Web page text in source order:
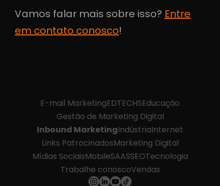
Vamos falar mais sobre isso? Entre
em contato conosco!
E-mail MarketingEDTECHSEducação
Gestão de Marketing Digital
Inbound MarketingIndústriaInternet
Links PatrocinadosMarketing Digital
Mídias SociaisMobileSAASSEOTecnologia
Trabalhe conoscoVendas